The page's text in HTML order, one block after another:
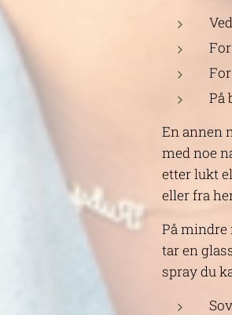
På
En annen
med noe
etter lukt
eller fra
På mindre
tar en
spray du